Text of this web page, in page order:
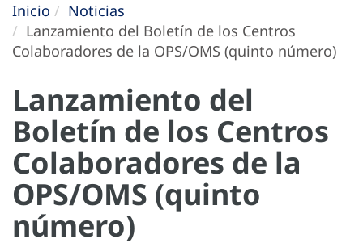
Inicio
Noticias
Lanzamiento del Boletín de los Centros
Colaboradores de la OPS/OMS (quinto número)
Lanzamiento del
Boletín de los Centros
Colaboradores de la
OPS/OMS (quinto
número)